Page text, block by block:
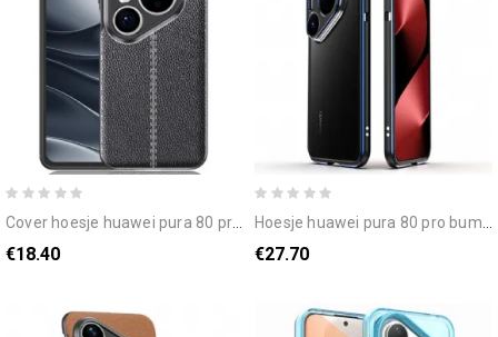
cover hoesje huawei pura 80 pro telefoonhoesje dubbele lijn
€18.40
hoesje huawei pura 80 pro bumper met lensbeschermer bescherming hoesje
€27.70